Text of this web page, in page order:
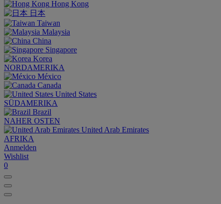
Hong Kong
日本
Taiwan
Malaysia
China
Singapore
Korea
NORDAMERIKA
México
Canada
United States
SÜDAMERIKA
Brazil
NAHER OSTEN
United Arab Emirates
AFRIKA
Anmelden
Wishlist
0